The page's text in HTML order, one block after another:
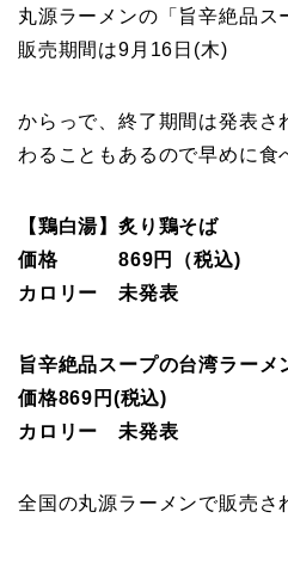
丸源ラーメンの「旨辛絶品ス
販売期間は9月16日(木)
からっで、終了期間は発表さ
わることもあるので早めに食
【鶏白湯】炙り鶏そば
価格 869円（税込)
カロリー 未発表
旨辛絶品スープの台湾ラーメ
価格869円(税込)
カロリー 未発表
全国の丸源ラーメンで販売さ